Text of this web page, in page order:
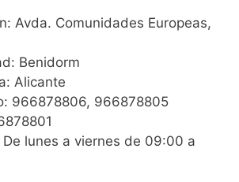
Avda. Comunidades Europeas,
Benidorm
Alicante
966878806, 966878805
De lunes a viernes de 09:00 a